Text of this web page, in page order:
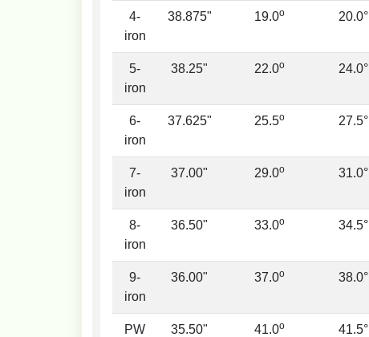
4-
iron
38.875" 19.0o 20.0°
5-
iron
38.25" 22.0o 24.0°
6-
iron
37.625" 25.5o 27.5°
7-
iron
37.00" 29.0o 31.0°
8-
iron
36.50" 33.0o 34.5°
9-
iron
36.00" 37.0o 38.0°
PW 35.50" 41.0o 41.5°